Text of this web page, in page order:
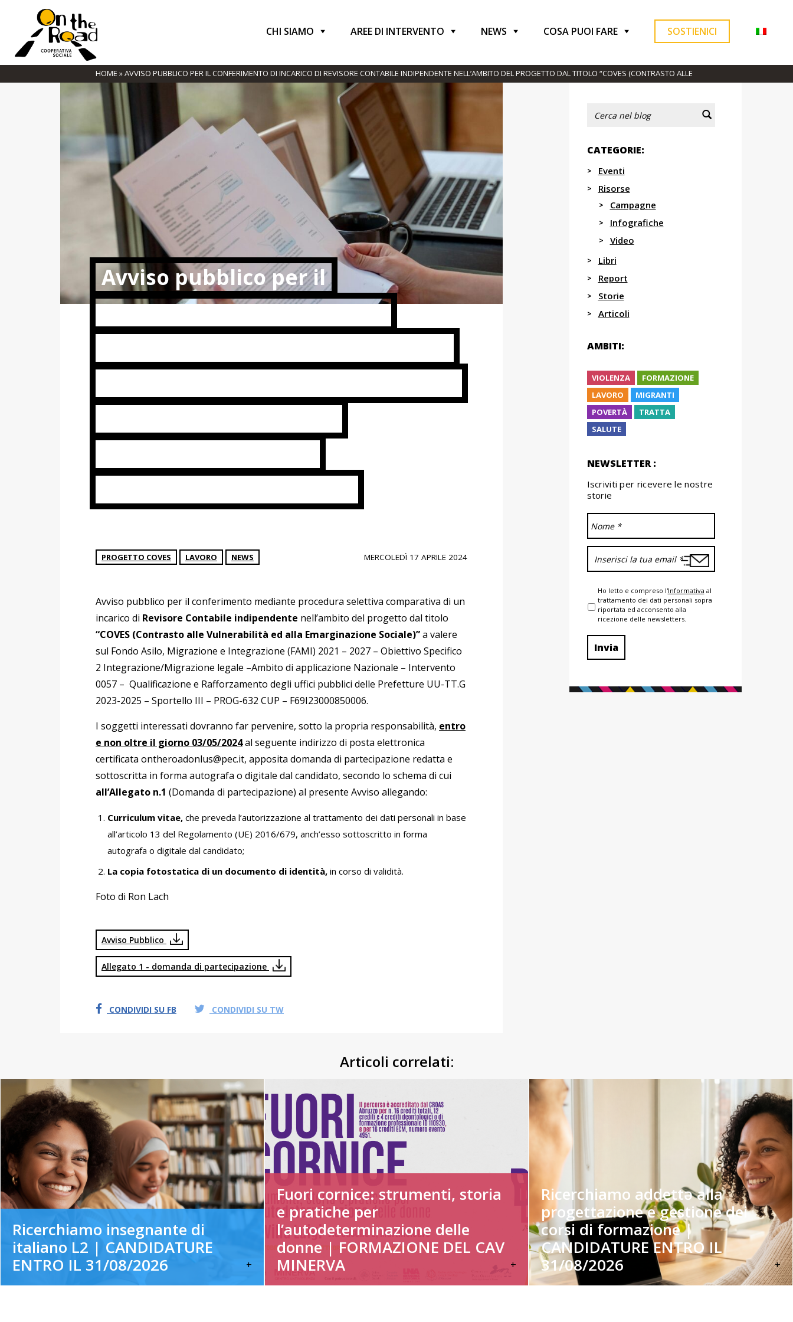
CHI SIAMO AREE DI INTERVENTO NEWS COSA PUOI FARE SOSTIENICI
HOME »AVVISO PUBBLICO PER IL CONFERIMENTO DI INCARICO DI REVISORE CONTABILE INDIPENDENTE NELL’AMBITO DEL PROGETTO DAL TITOLO “COVES (CONTRASTO ALLE
VULNERABILITÀ ED ALLA EMARGINAZIONE SOCIALE)”
Avviso pubblico per il
conferimento di incarico di
PROGETTO COVES LAVORO NEWS MERCOLEDÌ 17 APRILE 2024
Avviso pubblico per il conferimento mediante procedura selettiva comparativa di un
incarico di Revisore Contabile indipendente nell’ambito del progetto dal titolo
“COVES (Contrasto alle Vulnerabilità ed alla Emarginazione Sociale)”a valere
sul Fondo Asilo, Migrazione e Integrazione (FAMI) 2021 – 2027 – Obiettivo Specifico
2 Integrazione/Migrazione legale –Ambito di applicazione Nazionale – Intervento
0057 – Qualificazione e Rafforzamento degli uffici pubblici delle Prefetture UU-TT.G
2023-2025 – Sportello III – PROG-632 CUP – F69I23000850006.
I soggetti interessati dovranno far pervenire, sotto la propria responsabilità, entro
e non oltre il giorno 03/05/2024al seguente indirizzo di posta elettronica
certificata ontheroadonlus@pec.it, apposita domanda di partecipazione redatta e
sottoscritta in forma autografa o digitale dal candidato, secondo lo schema di cui
all’Allegato n.1 (Domanda di partecipazione) al presente Avviso allegando:
Curriculum vitae, che preveda l’autorizzazione al trattamento dei dati personali in base
all’articolo 13 del Regolamento (UE) 2016/679, anch’esso sottoscritto in forma
autografa o digitale dal candidato;
La copia fotostatica di un documento di identità, in corso di validità.
Foto di Ron Lach
Avviso Pubblico
Allegato 1 - domanda di partecipazione
CONDIVIDI SU FB CONDIVIDI SU TW
CATEGORIE:
Eventi
Risorse
Campagne
Infografiche
Video
Libri
Report
Storie
Articoli
AMBITI:
VIOLENZA
FORMAZIONE
LAVORO
MIGRANTI
POVERTÀ
TRATTA
SALUTE
NEWSLETTER :
Iscriviti per ricevere le nostre
storie
Ho letto e compreso l'Informativa al
trattamento dei dati personali sopra
riportata ed acconsento alla
ricezione delle newsletters.
Articoli correlati:
Ricerchiamo insegnante di
italiano L2 | CANDIDATURE
ENTRO IL 31/08/2026
+
Fuori cornice: strumenti, storia
e pratiche per
l’autodeterminazione delle
donne | FORMAZIONE DEL CAV
MINERVA
+
Ricerchiamo addettə alla
progettazione e gestione dei
corsi di formazione |
CANDIDATURE ENTRO IL
31/08/2026
+